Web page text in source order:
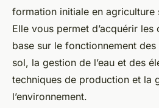
formation initiale en agriculture
Elle vous permet d’acquérir les
base sur le fonctionnement
sol, la gestion de l’eau et des
techniques de production et la
l’environnement.